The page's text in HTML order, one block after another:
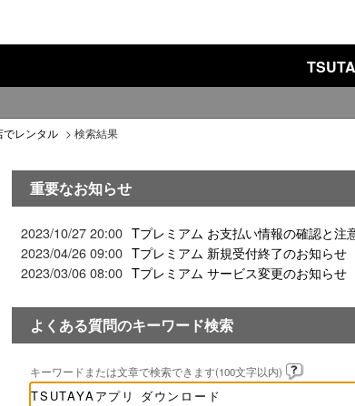
でレンタル > 検索結果
重要なお知らせ
2023/10/27 20:00 Tプレミアム お支払い情報の確認と注
2023/04/26 09:00 Tプレミアム 新規受付終了のお知らせ
2023/03/06 08:00 Tプレミアム サービス変更のお知らせ
よくある質問のキーワード検索
キーワードまたは文章で検索できます(100文字以内)